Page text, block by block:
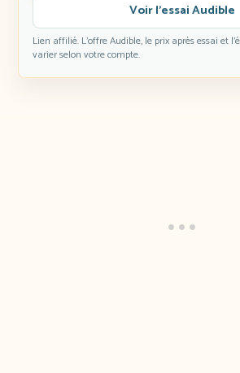
Voir l’essai Audible
Lien affilié. L’offre Audible, le prix après essai et
varier selon votre compte.